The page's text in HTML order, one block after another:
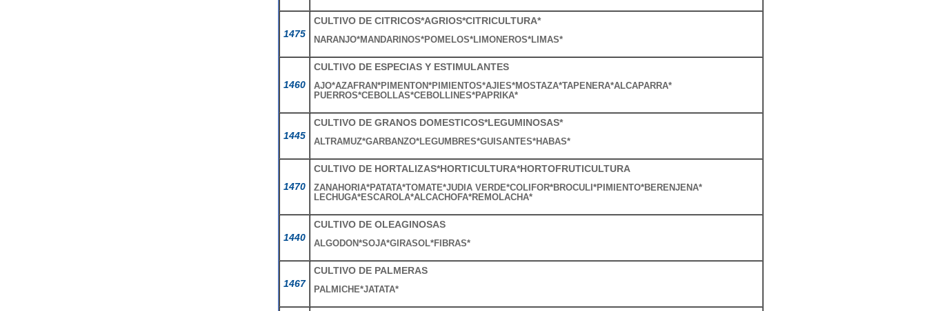
1475
CULTIVO DE CITRICOS*AGRIOS*CITRICULTURA*
NARANJO*MANDARINOS*POMELOS*LIMONEROS*LIMAS*
1460
CULTIVO DE ESPECIAS Y ESTIMULANTES
AJO*AZAFRAN*PIMENTON*PIMIENTOS*AJIES*MOSTAZA*TAPENERA*ALCAPARRA*
PUERROS*CEBOLLAS*CEBOLLINES*PAPRIKA*
1445
CULTIVO DE GRANOS DOMESTICOS*LEGUMINOSAS*
ALTRAMUZ*GARBANZO*LEGUMBRES*GUISANTES*HABAS*
1470
CULTIVO DE HORTALIZAS*HORTICULTURA*HORTOFRUTICULTURA
ZANAHORIA*PATATA*TOMATE*JUDIA VERDE*COLIFOR*BROCULI*PIMIENTO*BERENJENA*
LECHUGA*ESCAROLA*ALCACHOFA*REMOLACHA*
1440
CULTIVO DE OLEAGINOSAS
ALGODON*SOJA*GIRASOL*FIBRAS*
1467
CULTIVO DE PALMERAS
PALMICHE*JATATA*